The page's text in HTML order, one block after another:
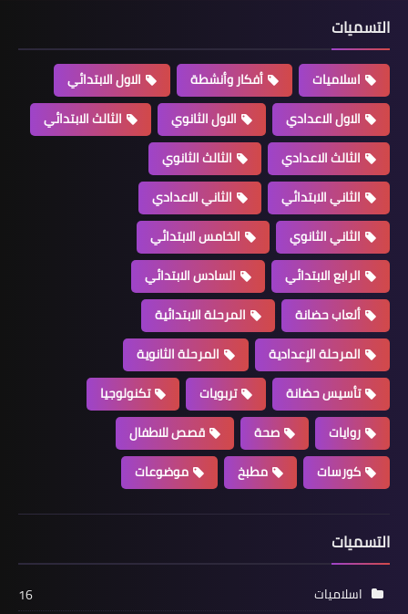
التسميات
اسلاميات أفكار وأنشطة
الاول الابتدائي
الاول الاعدادي
الاول الثانوي
الثالث الابتدائي
الثالث الاعدادي
الثالث الثانوي
الثاني الابتدائي
الثاني الاعدادي
الثاني الثانوي
الخامس الابتدائي
الرابع الابتدائي
السادس الابتدائي
ألعاب حضانة
المرحلة الابتدائية
المرحلة الإعدادية
المرحلة الثانوية
تأسيس حضانة
تربويات
تكنولوجيا
روايات
صحة
قصص للاطفال
كورسات
مطبخ موضوعات
التسميات
اسلاميات
16